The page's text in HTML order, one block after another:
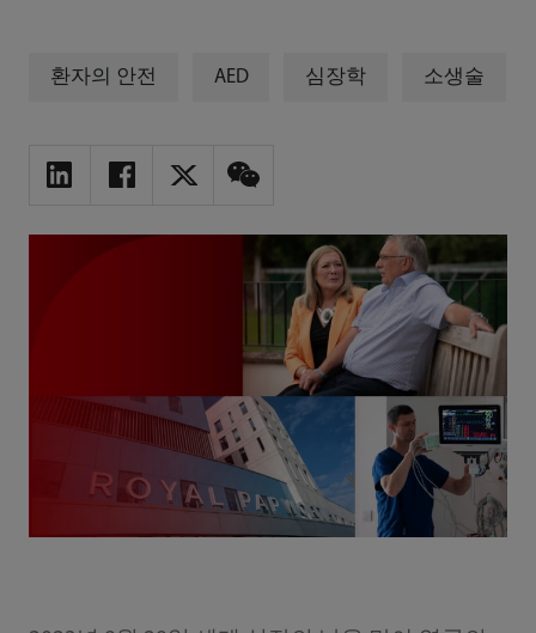
환자의 안전 AED 심장학 소생술